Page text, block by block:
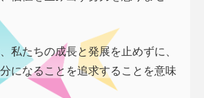
私たちの成長と発展を止めずに、
になることを追求することを意味